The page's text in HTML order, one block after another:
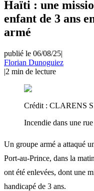
Haïti : une
enfant de 3 ans
armé
publié le 06/08/25|
Florian Dunoguiez
|2 min de lecture
Crédit : CLARENS
Incendie dans une
Un groupe armé a attaqué
Port-au-Prince, dans la
ont été enlevées, dont une
handicapé de 3 ans.